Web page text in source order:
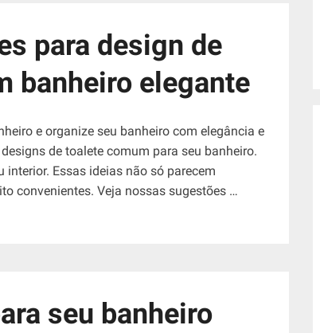
para design de
banheiro elegante
e organize seu banheiro com elegância e
de toalete comum para seu banheiro.
Essas ideias não só parecem
convenientes. Veja nossas sugestões …
seu banheiro